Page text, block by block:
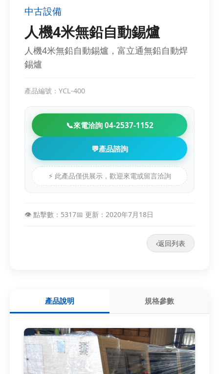
中古設備
人機4米無鉛自動錫爐
人機4米無鉛自動錫爐，富立通無鉛自動焊
錫爐
產品編號：YCL-400
📞來電洽詢 04-2537-1152
💬產品諮詢
⚡ 此產品僅供展示，歡迎來電或留言洽詢
👁️ 點擊數：5317📅 更新：2020年7月18日
‹返回列表
產品說明 規格參數